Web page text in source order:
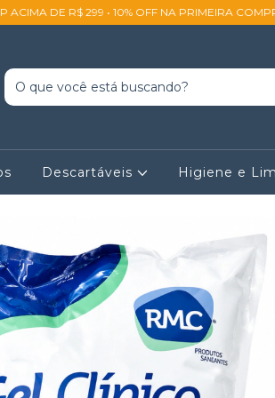
ACIMA DE R$ 299 • 10% OFF NA PRIMEIRA
Descartáveis Higiene e